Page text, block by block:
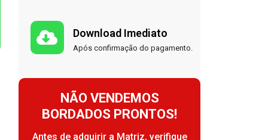
Download Imediato
Após confirmação do pagamento.
NÃO VENDEMOS
BORDADOS PRONTOS!
Antes de adquirir a Matriz, verifique